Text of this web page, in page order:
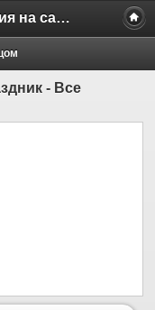
Бесплатные объявления на сайте MILAMO.ru
- Все